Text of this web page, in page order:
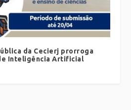
da Cecierj prorroga
Inteligência Artificial